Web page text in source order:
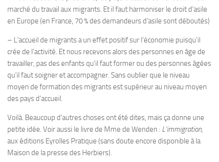
marché du travail aux migrants. Et il faut harmoniser le droit d’asile
en Europe (en France, 70 % des demandeurs d’asile sont déboutés)
– L’accueil de migrants a un effet positif sur l’économie puisqu’il
crée de l’activité. Et nous recevons alors des personnes en âge de
travailler, pas des enfants qu’il faut former ou des personnes âgées
qu’il faut soigner et accompagner. Sans oublier que le niveau
moyen de formation des migrants est supérieur au niveau moyen
des pays d’accueil.
Voilà. Beaucoup d’autres choses ont été dites, mais ça donne une
petite idée. Voir aussi le livre de Mme de Wenden : L’immigration,
aux éditions Eyrolles Pratique (sans doute encore disponible à la
Maison de la presse des Herbiers).